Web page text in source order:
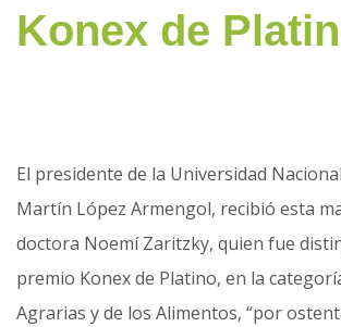
Konex de
El presidente de la Universidad
Martín López Armengol, recibió esta
doctora Noemí Zaritzky, quien fue
premio Konex de Platino, en la
Agrarias y de los Alimentos, “por